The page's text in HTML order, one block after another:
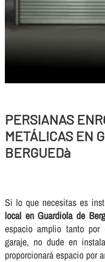
PERSIANAS
METÁLICAS EN
BERGUEDà
Si lo que necesitas es
local en Guardiola de
espacio amplio tanto
garaje, no dude en
proporcionará espacio por